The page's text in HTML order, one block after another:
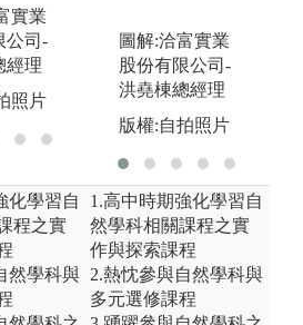
實業
公司-
經理
照片
版權:自拍照片
圖解:洽富實業
股份有限公司-
洪堯棟總經理
版權:自拍照片
化學習自
程之實
然學科與
1.高中時期強化學習自
然學科相關課程之實
作與探索課程
2.熱忱參與自然學科與
多元選修課程